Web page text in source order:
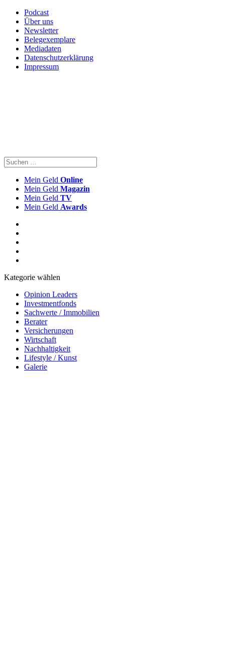
Podcast
Über uns
Newsletter
Belegexemplare
Mediadaten
Datenschutzerklärung
Impressum
Mein Geld Online
Mein Geld Magazin
Mein Geld TV
Mein Geld Awards
Kategorie wählen
Opinion Leaders
Investmentfonds
Sachwerte / Immobilien
Berater
Versicherungen
Wirtschaft
Nachhaltigkeit
Lifestyle / Kunst
Galerie